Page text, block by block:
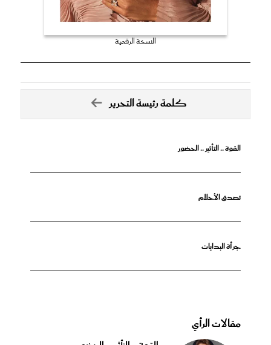
النسخة الرقمية
كلمة رئيسة التحرير
القوة .. التأثير .. الحضور
تصدق الأحلام
جرأة البدايات
مقالات الرأي